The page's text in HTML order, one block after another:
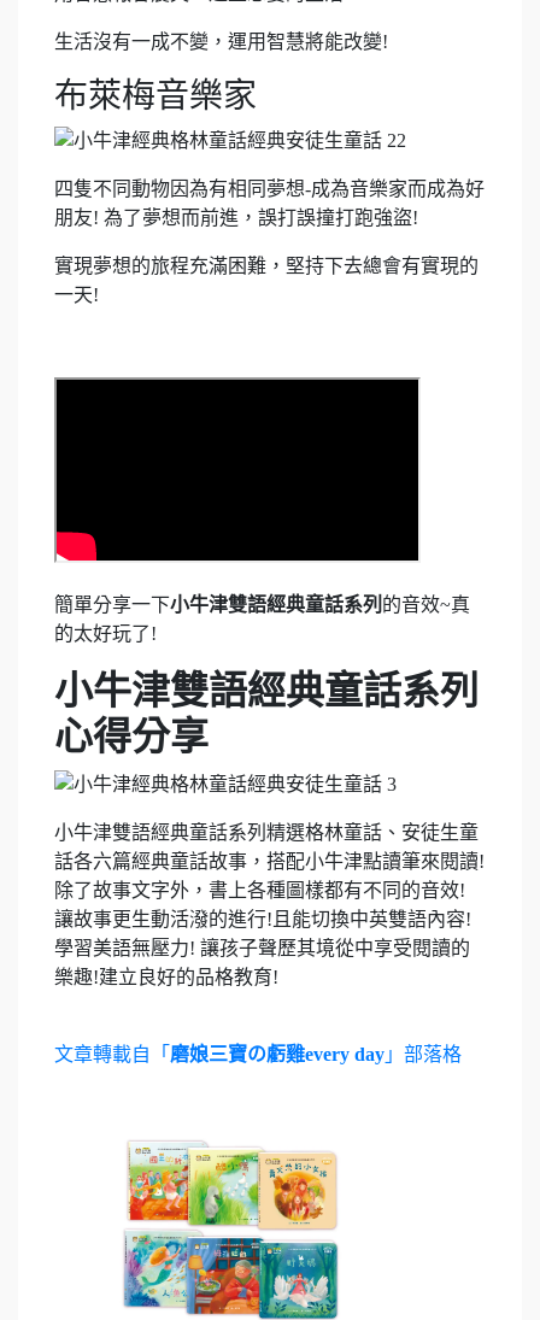
生活沒有一成不變，運用智慧將能改變!
布萊梅音樂家
四隻不同動物因為有相同夢想-成為音樂家而成為好
朋友! 為了夢想而前進，誤打誤撞打跑強盜!
實現夢想的旅程充滿困難，堅持下去總會有實現的
一天!
簡單分享一下小牛津雙語經典童話系列 的音效~真
的太好玩了!
小牛津雙語經典童話系列
心得分享
小牛津雙語經典童話系列精選格林童話、安徒生童
話各六篇經典童話故事，搭配小牛津點讀筆來閱讀!
除了故事文字外，書上各種圖樣都有不同的音效!
讓故事更生動活潑的進行!且能切換中英雙語內容!
學習美語無壓力! 讓孩子聲歷其境從中享受閱讀的
樂趣!建立良好的品格教育!
文章轉載自「 磨娘三寶の虧雞every day 」部落格